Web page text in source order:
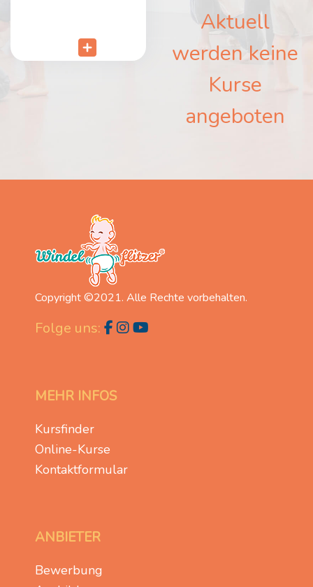
Aktuell
werden keine
Kurse
angeboten
Copyright ©2021. Alle Rechte vorbehalten.
Folge uns:
MEHR INFOS
Kursfinder
Online-Kurse
Kontaktformular
ANBIETER
Bewerbung